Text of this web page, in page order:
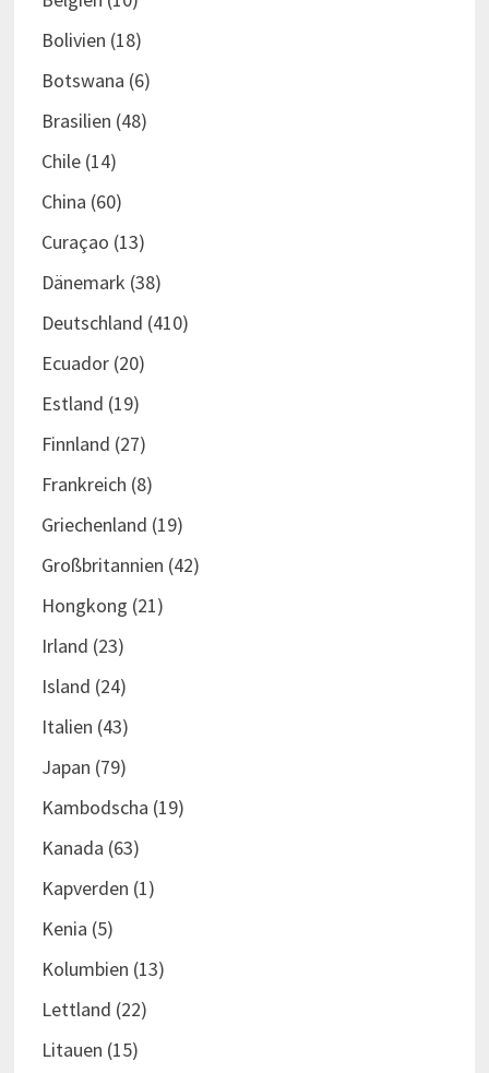
Bolivien (18)
Botswana (6)
Brasilien (48)
Chile(14)
China (60)
Curaçao (13)
Dänemark (38)
Deutschland (410)
Ecuador(20)
Estland (19)
Finnland (27)
Frankreich (8)
Griechenland (19)
Großbritannien (42)
Hongkong (21)
Irland (23)
Island (24)
Italien (43)
Japan (79)
Kambodscha (19)
Kanada (63)
Kapverden (1)
Kenia (5)
Kolumbien (13)
Lettland (22)
Litauen (15)